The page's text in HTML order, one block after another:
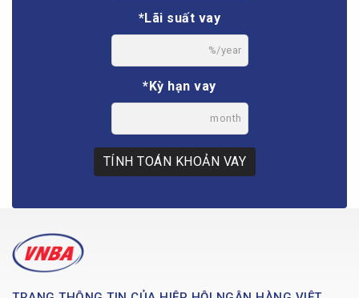
*Lãi suất vay
%/year
*Kỳ hạn vay
month
TÍNH TOÁN KHOẢN VAY